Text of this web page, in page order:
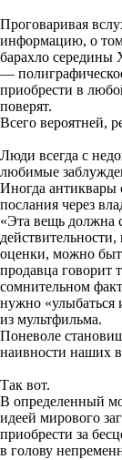
Проговаривая
информацию, о
барахло середины
—
приобрести в
поверят.
Всего вероятней,
Люди всегда с
любимые
Иногда антиквары
послания через
«Эта вещь должна
оценки, можно
продавца говорит
сомнительном
нужно «улыбаться
из мультфильма.
Поневоле
наивности наших
Так вот.
В определенный
идеей мирового
приобрести за
в голову